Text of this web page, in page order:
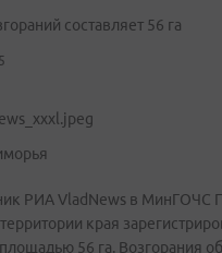
составляет 56 га
РИА VladNews в МинГОЧС
края
56 га. Возгорания